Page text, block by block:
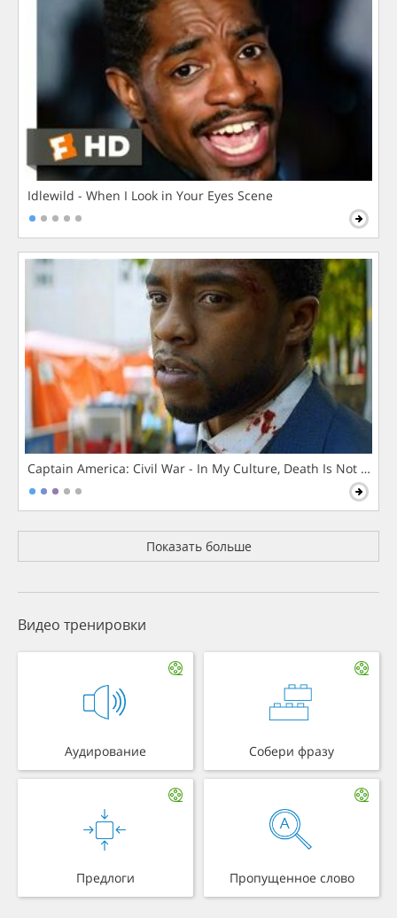
Idlewild - When I Look in Your Eyes Scene
Captain America: Civil War - In My Culture, Death Is Not The
Показать больше
Видео тренировки
Аудирование Собери фразу
Предлоги Пропущенное слово